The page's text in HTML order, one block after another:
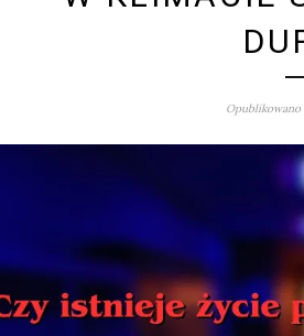
Opublikowano